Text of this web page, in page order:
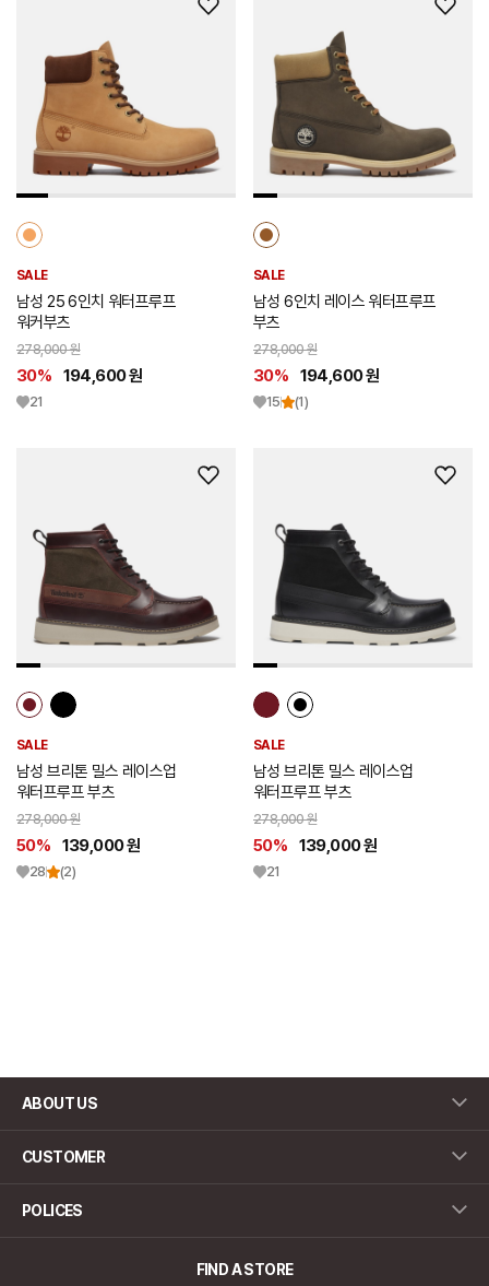
위
추
가
SALE
남성 25 6인치 워터프루프
워커부츠
278,000 원
30% 194,600 원
21
위
추
가
SALE
남성 6인치 레이스 워터프루프
부츠
278,000 원
30% 194,600 원
15 (1)
위
추
가
SALE
남성 브리톤 밀스 레이스업
워터프루프 부츠
278,000 원
50% 139,000 원
28 (2)
위
추
가
SALE
남성 브리톤 밀스 레이스업
워터프루프 부츠
278,000 원
50% 139,000 원
21
ABOUT US
CUSTOMER
POLICES
FIND A STORE